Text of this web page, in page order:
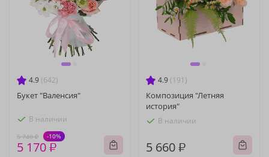
4.9 (642)
Букет "Валенсия"
В наличии
5 740 ₽ -10%
5 170 ₽
4.9 (191)
Композиция "Летняя
история"
В наличии
5 660 ₽